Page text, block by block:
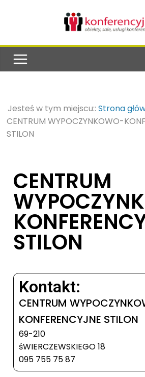
Jesteś w tym miejscu:: Strona
CENTRUM WYPOCZYNKOWO-
STILON
CENTRUM
STILON
Kontakt:
CENTRUM
KONFERENCYJNE STILON
69-210
śWIERCZEWSKIEGO 18
095 755 75 87